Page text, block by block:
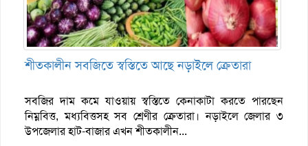
শীতকালীন সবজিতে স্বস্তিতে আছে নড়াইলে ক্রেতারা
সবজির দাম কমে যাওয়ায় স্বস্তিতে কেনাকাটা করতে পারছেন
নিম্নবিত্ত, মধ্যবিত্তসহ সব শ্রেণীর ক্রেতারা। নড়াইলে জেলার ৩
উপজেলার হাট-বাজার এখন শীতকালীন...